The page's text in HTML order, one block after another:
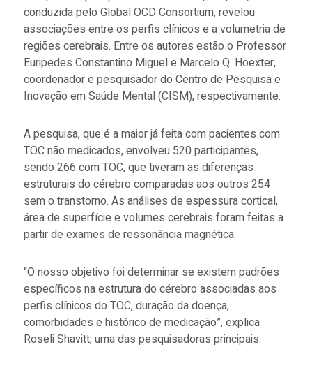
conduzida pelo Global OCD Consortium, revelou
associações entre os perfis clínicos e a volumetria de
regiões cerebrais. Entre os autores estão o Professor
Euripedes Constantino Miguel e Marcelo Q. Hoexter,
coordenador e pesquisador do Centro de Pesquisa e
Inovação em Saúde Mental (CISM), respectivamente.
A pesquisa, que é a maior já feita com pacientes com
TOC não medicados, envolveu 520 participantes,
sendo 266 com TOC, que tiveram as diferenças
estruturais do cérebro comparadas aos outros 254
sem o transtorno. As análises de espessura cortical,
área de superfície e volumes cerebrais foram feitas a
partir de exames de ressonância magnética.
“O nosso objetivo foi determinar se existem padrões
específicos na estrutura do cérebro associadas aos
perfis clínicos do TOC, duração da doença,
comorbidades e histórico de medicação”, explica
Roseli Shavitt, uma das pesquisadoras principais.